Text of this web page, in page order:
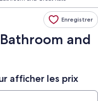
Enregistrer
and
afficher les prix